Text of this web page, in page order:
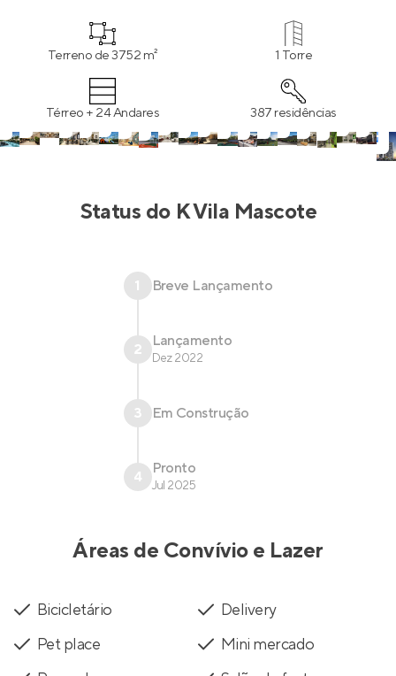
Terreno de 3752 m² 1 Torre
Térreo + 24 Andares 387 residências
Status do K Vila Mascote
1 Breve Lançamento
2 Lançamento
Dez 2022
3 Em Construção
4 Pronto
Jul 2025
Áreas de Convívio e Lazer
Bicicletário
Delivery
Pet place
Mini mercado